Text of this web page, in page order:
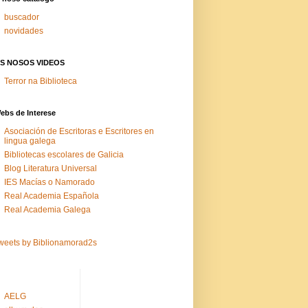
buscador
novidades
NOSOS VIDEOS
Terror na Biblioteca
de Interese
Asociación de Escritoras e Escritores en
lingua galega
Bibliotecas escolares de Galicia
Blog Literatura Universal
IES Macías o Namorado
Real Academia Española
Real Academia Galega
by Biblionamorad2s
AELG